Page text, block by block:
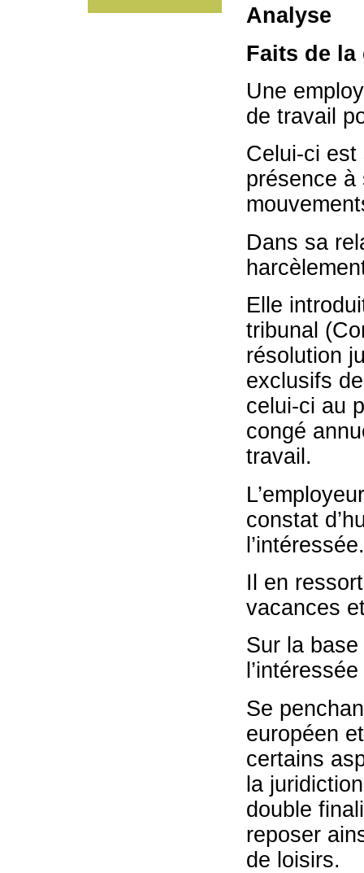
Analyse
Faits de la
Une
de travail
Celui-ci est
présence à
Dans sa
Elle
tribunal
résolution
exclusifs
celui-ci au
congé
travail.
constat
l’intéressée.
Il en
vacances
Sur la
Se
européen
certains
la
double
reposer
de loisirs.